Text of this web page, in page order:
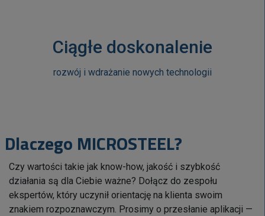
Ciągłe doskonalenie
rozwój i wdrażanie nowych technologii
Dlaczego MICROSTEEL?
Czy wartości takie jak know-how, jakość i szybkość
działania są dla Ciebie ważne? Dołącz do zespołu
ekspertów, który uczynił orientację na klienta swoim
znakiem rozpoznawczym. Prosimy o przesłanie aplikacji —